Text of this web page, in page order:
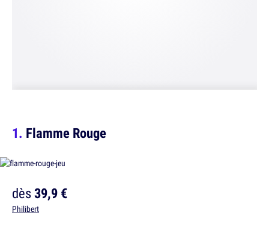
Flamme Rouge
dès39,9 €
Philibert